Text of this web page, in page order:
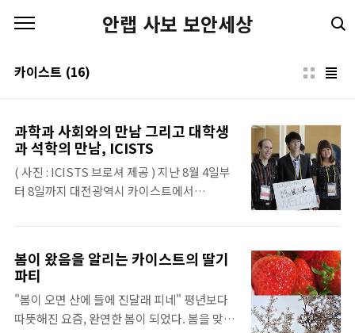
안랩 사보 보안세상
카이스트 (16)
과학과 사회와의 만남 그리고 대학생
과 석학의 만남, ICISTS
( 사진 : ICISTS 브로셔 제공 ) 지난 8월 4일부
터 8일까지 대전광역시 카이스트에서
목적으로 과학기술과 사회가 서로 상호적인 관
계를 가짐과 동시에 생활 모든 곳에 녹아있음
에도 불구하고, 과학은 일부만이 공부하는 학
문이라는 오명을 쓰고 무관심으로 일관되어 왔
봄이 왔음을 알리는 카이스트의 딸기
파티
"봄이 오면 산에 들에 진달래 피네" 평년보다
따뜻해진 요즘, 완연한 봄이 되었다. 봄을 맞아